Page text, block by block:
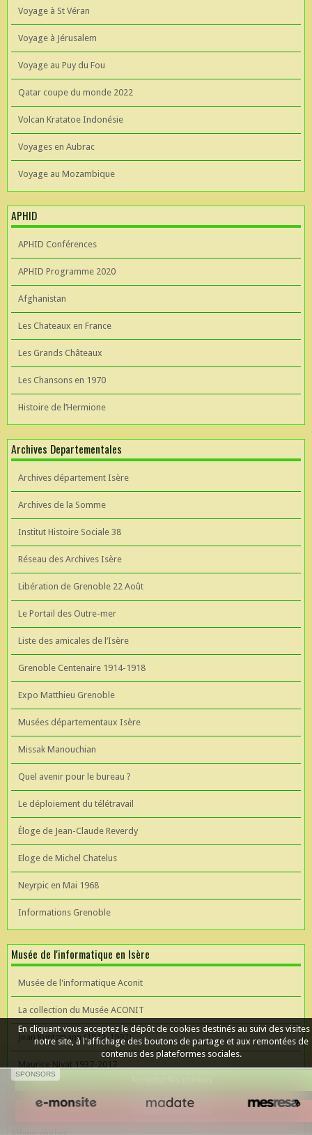
Voyage à St Véran
Voyage à Jérusalem
Voyage au Puy du Fou
Qatar coupe du monde 2022
Volcan Kratatoe Indonésie
Voyages en Aubrac
Voyage au Mozambique
APHID
APHID Conférences
APHID Programme 2020
Afghanistan
Les Chateaux en France
Les Grands Châteaux
Les Chansons en 1970
Histoire de l’Hermione
Archives Departementales
Archives département Isère
Archives de la Somme
Institut Histoire Sociale 38
Réseau des Archives Isère
Libération de Grenoble 22 Août
Le Portail des Outre-mer
Liste des amicales de l’Isère
Grenoble Centenaire 1914-1918
Expo Matthieu Grenoble
Musées départementaux Isère
Missak Manouchian
Quel avenir pour le bureau ?
Le déploiement du télétravail
Éloge de Jean-Claude Reverdy
Eloge de Michel Chatelus
Neyrpic en Mai 1968
Informations Grenoble
Musée de l'informatique en Isère
Musée de l'informatique Aconit
La collection du Musée ACONIT
Jean Kuntzmann (1912-1992)
Maurice Nivat 1937-2017
SPONSORS
En cliquant vous acceptez le dépôt de cookies destinés au suivi des visites
notre site, à l'affichage des boutons de partage et aux remontées de
contenus des plateformes sociales.
Refuser les cookies